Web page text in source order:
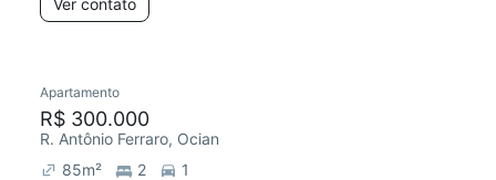
Ver contato
Apartamento
R$ 300.000
R. Antônio Ferraro, Ocian
85m² 2
1